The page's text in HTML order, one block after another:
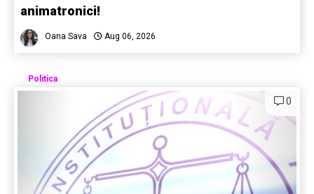
animatronici!
Oana Sava Aug 06, 2026
Politica
0